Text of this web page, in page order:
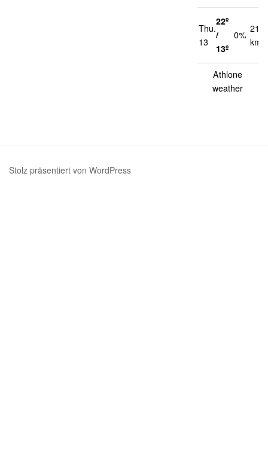
Thu.
13
22º
/
13º
0%
21
km/h
Athlone
weather
Stolz präsentiert von WordPress